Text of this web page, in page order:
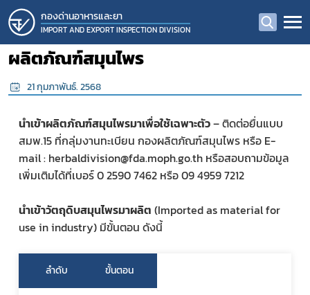
กองด่านอาหารและยา
IMPORT AND EXPORT INSPECTION DIVISION
ผลิตภัณฑ์สมุนไพร
21 กุมภาพันธ์. 2568
นำเข้าผลิตภัณฑ์สมุนไพรมาเพื่อใช้เฉพาะตัว – ติดต่อยื่นแบบ
สมพ.15 ที่กลุ่มงานทะเบียน กองผลิตภัณฑ์สมุนไพร หรือ E-
mail : herbaldivision@fda.moph.go.th หรือสอบถามข้อมูล
เพิ่มเติมได้ที่เบอร์ 0 2590 7462 หรือ 09 4959 7212
นำเข้าวัตถุดิบสมุนไพรมาผลิต (Imported as material for
use in industry) มีขั้นตอน ดังนี้
ลำดับ ขั้นตอน